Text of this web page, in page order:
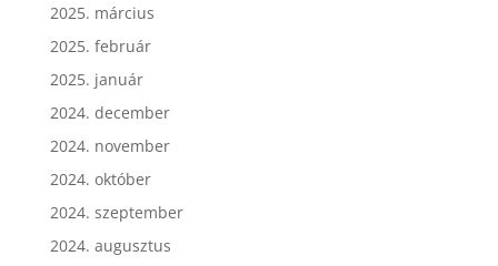
2025. március
2025. február
2025. január
2024. december
2024. november
2024. október
2024. szeptember
2024. augusztus